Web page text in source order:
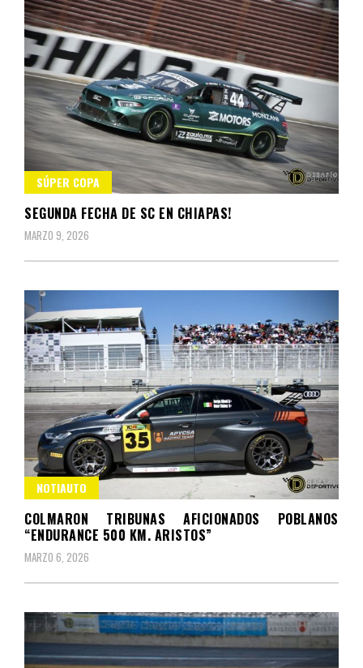
SÚPER COPA
SEGUNDA FECHA DE SC EN CHIAPAS!
MARZO 9, 2026
NOTIAUTO
COLMARON TRIBUNAS AFICIONADOS POBLANOS
“ENDURANCE 500 KM. ARISTOS”
MARZO 6, 2026